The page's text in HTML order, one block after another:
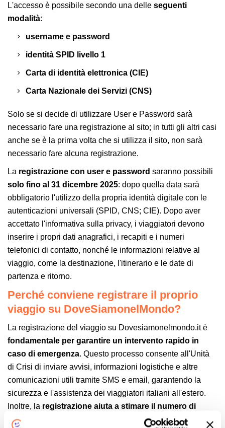
L'accesso è possibile secondo una delle seguenti
modalità:
username e password
identità SPID livello 1
Carta di identità elettronica (CIE)
Carta Nazionale dei Servizi (CNS)
Solo se si decide di utilizzare User e Password sarà
necessario fare una registrazione al sito; in tutti gli altri casi
anche se è la prima volta che si utilizza il sito, non sarà
necessario fare alcuna registrazione.
La registrazione con user e password saranno possibili
solo fino al 31 dicembre 2025: dopo quella data sarà
obbligatorio l'utilizzo della propria identità digitale con le
autenticazioni universali (SPID, CNS; CIE). Dopo aver
accettato l'informativa sulla privacy, i viaggiatori devono
inserire i propri dati anagrafici, i recapiti e i numeri
telefonici di contatto, nonché le informazioni relative al
viaggio, come la destinazione, l'itinerario e le date di
partenza e ritorno.
Perché conviene registrare il proprio
viaggio su DoveSiamonelMondo?
La registrazione del viaggio su Dovesiamonelmondo.it è
fondamentale per garantire un intervento rapido in
caso di emergenza. Questo processo consente all'Unità
di Crisi di inviare avvisi, informazioni logistiche e altre
comunicazioni utili tramite SMS e email, garantendo la
sicurezza e l'assistenza dei viaggiatori italiani all'estero.
Inoltre, la registrazione aiuta a stimare il numero di
connazionali presenti nelle aree di crisi e a pianificare